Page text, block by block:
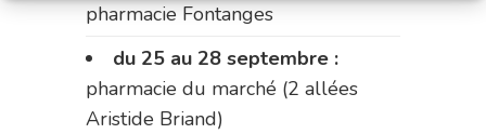
pharmacie Fontanges
du 25 au 28 septembre :
pharmacie du marché (2 allées
Aristide Briand)